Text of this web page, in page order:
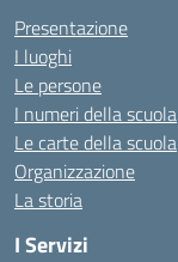
Presentazione
I luoghi
Le persone
I numeri della scuola
Le carte della scuola
Organizzazione
La storia
I Servizi